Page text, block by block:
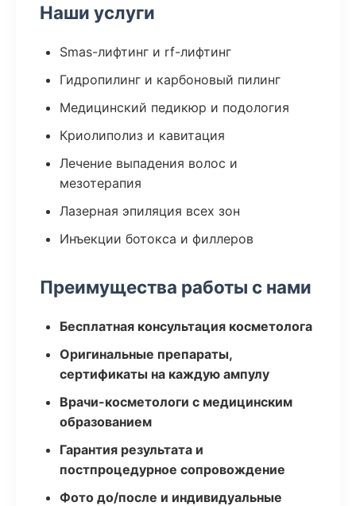
Наши услуги
Smas-лифтинг и rf-лифтинг
Гидропилинг и карбоновый пилинг
Медицинский педикюр и подология
Криолиполиз и кавитация
Лечение выпадения волос и
мезотерапия
Лазерная эпиляция всех зон
Инъекции ботокса и филлеров
Преимущества работы с нами
Бесплатная консультация косметолога
Оригинальные препараты,
сертификаты на каждую ампулу
Врачи-косметологи с медицинским
образованием
Гарантия результата и
постпроцедурное сопровождение
Фото до/после и индивидуальные